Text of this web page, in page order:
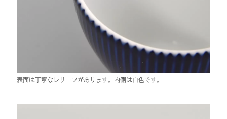
表面は丁寧なレリーフがあります。内側は白色です。